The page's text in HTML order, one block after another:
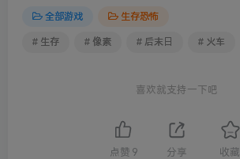
全部游戏 生存恐怖
# 生存 # 像素 # 后末日 # 火车
喜欢就支持一下吧
点赞 9 分享 收藏